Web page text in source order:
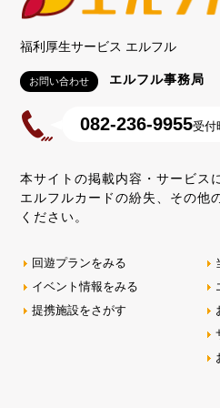
福利厚生サービス エルフル
お問い合わせ エルフル事務局
082-236-9955受付
本サイトの掲載内容・サービス
エルフルカードの紛失、その他
ください。
回遊プランをみる
イベント情報をみる
提携施設をさがす